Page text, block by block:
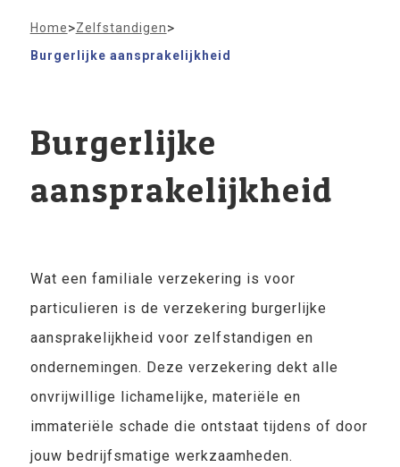
Home>Zelfstandigen>
Burgerlijke aansprakelijkheid
Burgerlijke
aansprakelijkheid
Wat een familiale verzekering is voor
particulieren is de verzekering burgerlijke
aansprakelijkheid voor zelfstandigen en
ondernemingen. Deze verzekering dekt alle
onvrijwillige lichamelijke, materiële en
immateriële schade die ontstaat tijdens of door
jouw bedrijfsmatige werkzaamheden.